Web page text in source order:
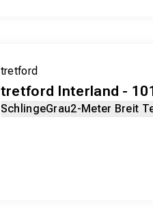
tretford
tretford Interland -
SchlingeGrau2-Meter Breit